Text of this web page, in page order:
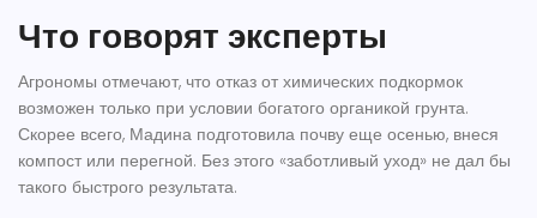
Что говорят эксперты
Агрономы отмечают, что отказ от химических подкормок
возможен только при условии богатого органикой грунта.
Скорее всего, Мадина подготовила почву еще осенью, внеся
компост или перегной. Без этого «заботливый уход» не дал бы
такого быстрого результата.